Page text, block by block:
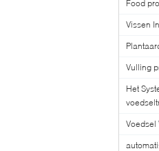
Food
Vissen
Vulling
Het
Voedsel